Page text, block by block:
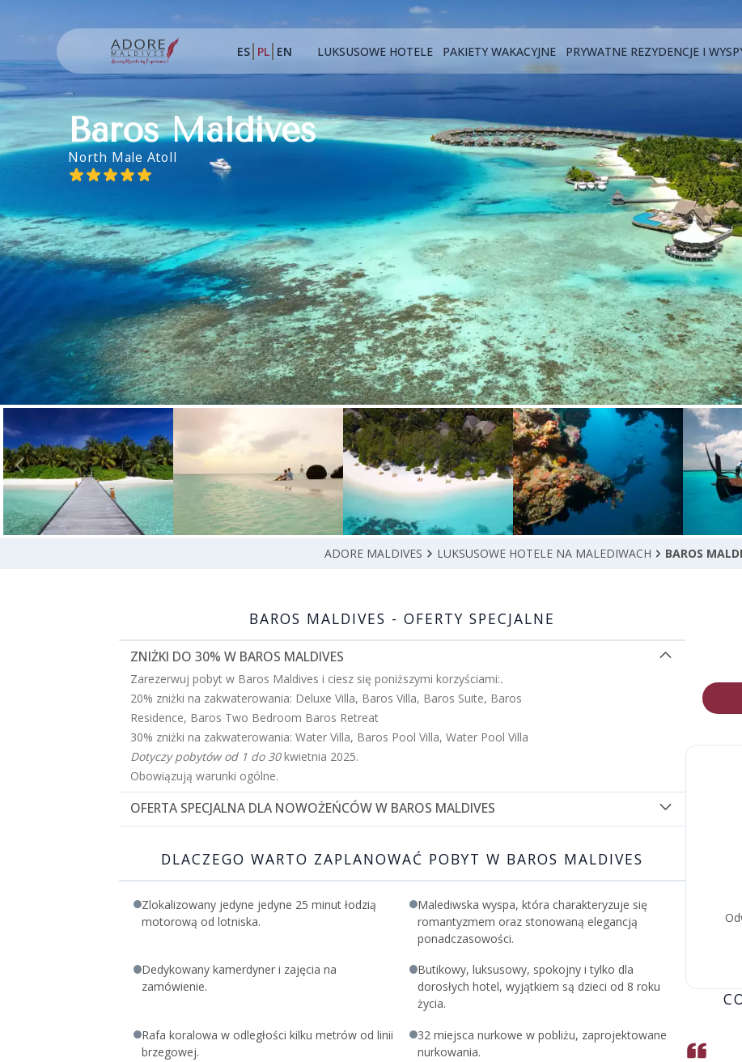
ES PL EN LUKSUSOWE HOTELE PAKIETY WAKACYJNE PRYWATNE REZYDENCJE I
Baros Maldives
North Male Atoll
ADORE MALDIVES LUKSUSOWE HOTELE NA MALEDIWACH BAROS
BAROS MALDIVES - OFERTY SPECJALNE
ZNIŻKI DO 30% W BAROS MALDIVES
Zarezerwuj pobyt w Baros Maldives i ciesz się poniższymi korzyściami:.
20% zniżki na zakwaterowania: Deluxe Villa, Baros Villa, Baros Suite, Baros
Residence, Baros Two Bedroom Baros Retreat
30% zniżki na zakwaterowania: Water Villa, Baros Pool Villa, Water Pool Villa
Dotyczy pobytów od 1 do 30kwietnia 2025.
Obowiązują warunki ogólne.
OFERTA SPECJALNA DLA NOWOŻEŃCÓW W BAROS MALDIVES
Zarezerwuj swoją podróż poślubną w dowolnej willi na 4 lub więcej nocy i
Butelka wina musującego i czekoladki w willi w dniu przyjazdu
Romantyczna kolacja przy świecach dla dwojga
Romantyczna dekoracja łóżka i specjalna usługa wieczorna zorganizowana
Obowiązują warunki ogólne.
DLACZEGO WARTO ZAPLANOWAĆ POBYT W BAROS MALDIVES
Zlokalizowany jedyne jedyne 25 minut łodzią
motorową od lotniska.
Malediwska wyspa, która charakteryzuje się
romantyzmem oraz stonowaną elegancją
ponadczasowości.
Dedykowany kamerdyner i zajęcia na
zamówienie.
Butikowy, luksusowy, spokojny i tylko dla
dorosłych hotel, wyjątkiem są dzieci od 8 roku
życia.
Rafa koralowa w odległości kilku metrów od linii
brzegowej.
32 miejsca nurkowe w pobliżu, zaprojektowane
nurkowania.